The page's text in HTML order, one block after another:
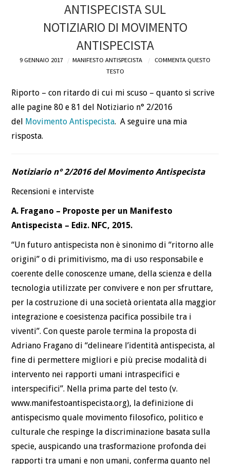
ANTISPECISTA SUL
NOTIZIARIO DI MOVIMENTO
ANTISPECISTA
9 GENNAIO 2017 MANIFESTO ANTISPECISTA
COMMENTA QUESTO
TESTO
Riporto – con ritardo di cui mi scuso – quanto si scrive
alle pagine 80 e 81 del Notiziario n° 2/2016
del
Movimento Antispecista. A seguire una mia
risposta.
Notiziario n° 2/2016 del Movimento Antispecista
Recensioni e interviste
A. Fragano – Proposte per un Manifesto
Antispecista – Ediz. NFC, 2015.
“Un futuro antispecista non è sinonimo di “ritorno alle
origini” o di primitivismo, ma di uso responsabile e
coerente delle conoscenze umane, della scienza e della
tecnologia utilizzate per convivere e non per sfruttare,
per la costruzione di una società orientata alla maggior
integrazione e coesistenza pacifica possibile tra i
viventi”. Con queste parole termina la proposta di
Adriano Fragano di “delineare l’identità antispecista, al
fine di permettere migliori e più precise modalità di
intervento nei rapporti umani intraspecifici e
interspecifici”. Nella prima parte del testo (v.
www.manifestoantispecista.org), la definizione di
antispecismo quale movimento filosofico, politico e
culturale che respinge la discriminazione basata sulla
specie, auspicando una trasformazione profonda dei
rapporti tra umani e non umani, conferma quanto nel